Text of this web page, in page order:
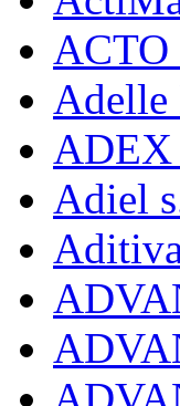
ACTO
Adelle
ADEX
Adiel